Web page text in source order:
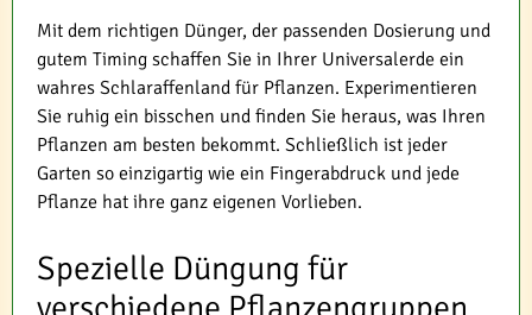
Mit dem richtigen Dünger, der passenden Dosierung und
gutem Timing schaffen Sie in Ihrer Universalerde ein
wahres Schlaraffenland für Pflanzen. Experimentieren
Sie ruhig ein bisschen und finden Sie heraus, was Ihren
Pflanzen am besten bekommt. Schließlich ist jeder
Garten so einzigartig wie ein Fingerabdruck und jede
Pflanze hat ihre ganz eigenen Vorlieben.
Spezielle Düngung für